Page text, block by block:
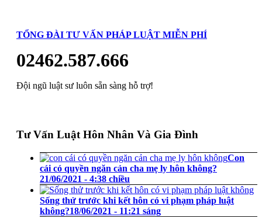
TỔNG ĐÀI TƯ VẤN PHÁP LUẬT MIỄN PHÍ
02462.587.666
Đội ngũ luật sư luôn sẵn sàng hỗ trợ!
Tư Vấn Luật Hôn Nhân Và Gia Đình
Con
cái có quyền ngăn cản cha mẹ ly hôn không?
21/06/2021 - 4:38 chiều
Sống thử trước khi kết hôn có vi phạm pháp luật
không?18/06/2021 - 11:21 sáng